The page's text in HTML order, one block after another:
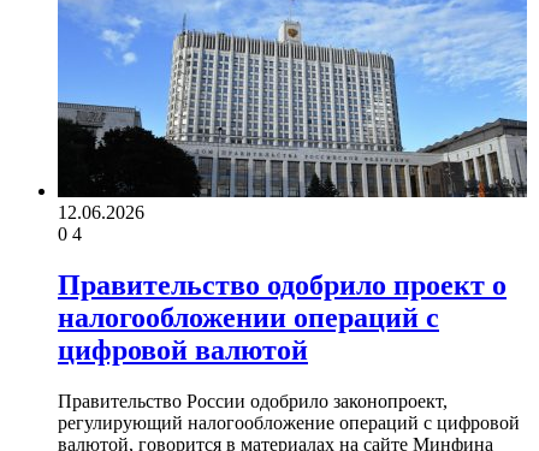
12.06.2026
0 4
Правительство одобрило проект о
налогообложении операций с
цифровой валютой
Правительство России одобрило законопроект,
регулирующий налогообложение операций с цифровой
валютой, говорится в материалах на сайте Минфина